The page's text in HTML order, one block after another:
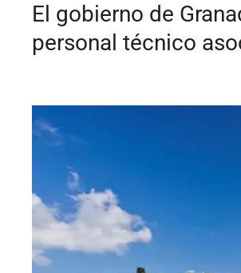
El gobierno de
personal técnico